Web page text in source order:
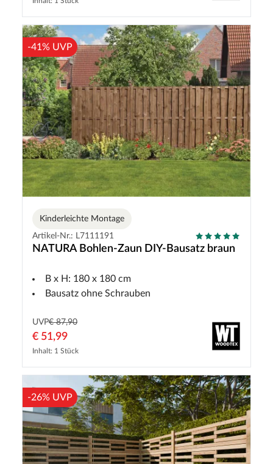
-41% UVP
Kinderleichte Montage
Artikel-Nr.: L7111191
NATURA Bohlen-Zaun DIY-Bausatz braun
B x H: 180 x 180 cm
Bausatz ohne Schrauben
UVP€ 87,90
€ 51,99
Inhalt: 1 Stück
-26% UVP